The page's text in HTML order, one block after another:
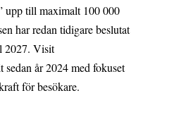
upp till maximalt 100 000
har redan tidigare beslutat
2027. Visit
år 2024 med fokuset
för besökare.